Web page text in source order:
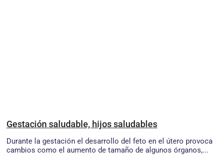
Gestación saludable, hijos saludables
Durante la gestación el desarrollo del feto en el útero provoca
cambios como el aumento de tamaño de algunos órganos,...